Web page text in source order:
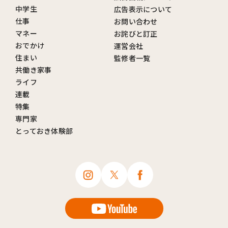
中学生
仕事
マネー
おでかけ
住まい
共働き家事
ライフ
連載
特集
専門家
とっておき体験部
広告表示について
お問い合わせ
お詫びと訂正
運営会社
監修者一覧